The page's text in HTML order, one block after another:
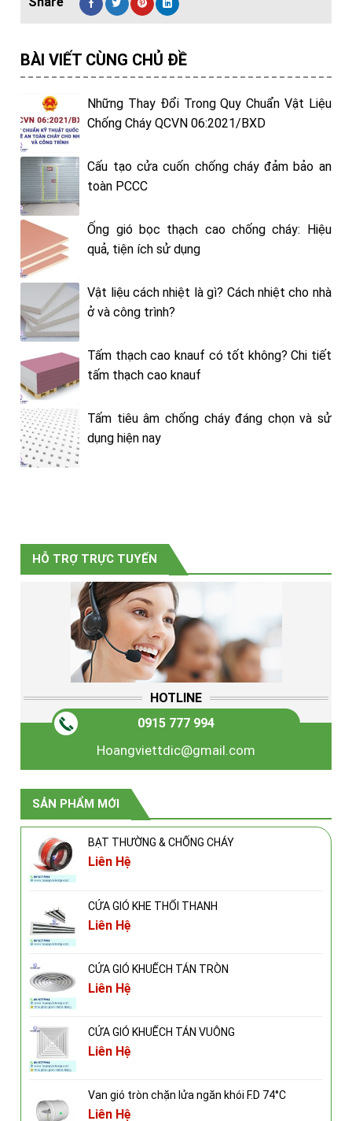
BÀI VIẾT CÙNG CHỦ ĐỀ
Những Thay Đổi Trong Quy Chuẩn Vật Liệu
Chống Cháy QCVN 06:2021/BXD
Cấu tạo cửa cuốn chống cháy đảm bảo an
toàn PCCC
Ống gió bọc thạch cao chống cháy: Hiệu
quả, tiện ích sử dụng
Vật liệu cách nhiệt là gì? Cách nhiệt cho nhà
ở và công trình?
Tấm thạch cao knauf có tốt không? Chi tiết
tấm thạch cao knauf
Tấm tiêu âm chống cháy đáng chọn và sử
dụng hiện nay
HỖ TRỢ TRỰC TUYẾN
HOTLINE
0915 777 994
Hoangviettdic@gmail.com
SẢN PHẨM MỚI
BẠT THƯỜNG & CHỐNG CHÁY
Liên Hệ
CỬA GIÓ KHE THỔI THANH
Liên Hệ
CỬA GIÓ KHUẾCH TÁN TRÒN
Liên Hệ
CỬA GIÓ KHUẾCH TÁN VUÔNG
Liên Hệ
Van gió tròn chặn lửa ngăn khói F.D 74°C
Liên Hệ